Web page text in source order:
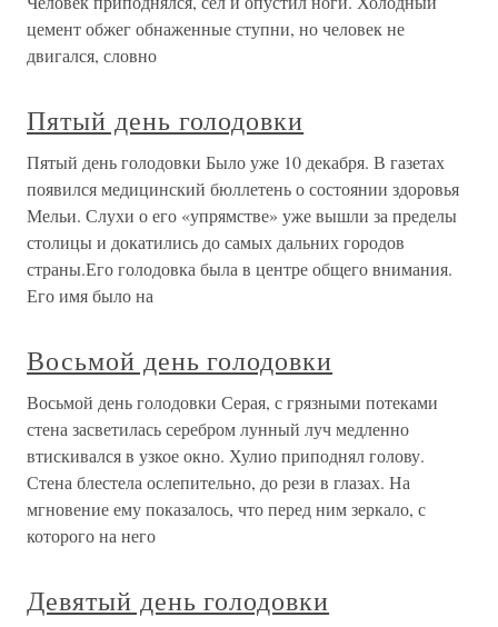
цемент обжег обнаженные ступни, но человек не
двигался, словно
Пятый день голодовки
Пятый день голодовки Было уже 10 декабря. В газетах
появился медицинский бюллетень о состоянии здоровья
Мельи. Слухи о его «упрямстве» уже вышли за пределы
столицы и докатились до самых дальних городов
страны.Его голодовка была в центре общего внимания.
Его имя было на
Восьмой день голодовки
Восьмой день голодовки Серая, с грязными потеками
стена засветилась серебром лунный луч медленно
втискивался в узкое окно. Хулио приподнял голову.
Стена блестела ослепительно, до рези в глазах. На
мгновение ему показалось, что перед ним зеркало, с
которого на него
Девятый день голодовки